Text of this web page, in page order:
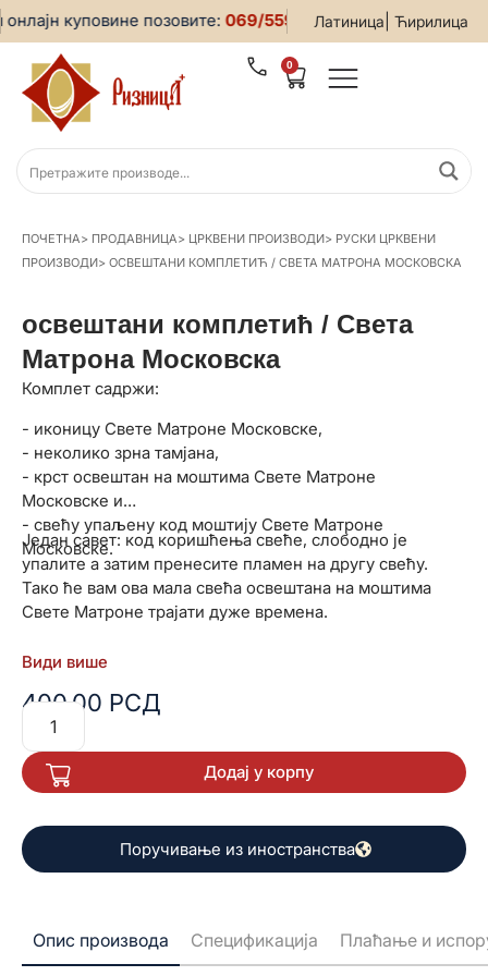
Латиница Ћирилица
куповине позовите:069/5599-019• За све
0
ПОЧЕТНА> ПРОДАВНИЦА> ЦРКВЕНИ ПРОИЗВОДИ> РУСКИ ЦРКВЕНИ
ПРОИЗВОДИ> ОСВЕШТАНИ КОМПЛЕТИЋ / СВЕТА МАТРОНА МОСКОВСКА
освештани комплетић / Света
Матрона Московска
Комплет садржи:
- иконицу Свете Матроне Московске,
- неколико зрна тамјана,
- крст освештан на моштима Свете Матроне
Московске и
- свећу упаљену код моштију Свете Матроне
Московске.
Један савет: код коришћења свеће, слободно је
упалите а затим пренесите пламен на другу свећу.
Тако ће вам ова мала свећа освештана на моштима
Свете Матроне трајати дуже времена.
Види више
400,00 РСД
Додај у корпу
Поручивање из иностранства
Опис производа Спецификација Плаћање и